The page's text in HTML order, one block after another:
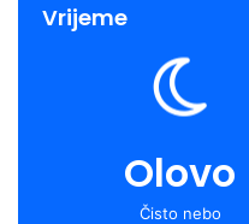
Vrijeme
Olovo
Čisto nebo